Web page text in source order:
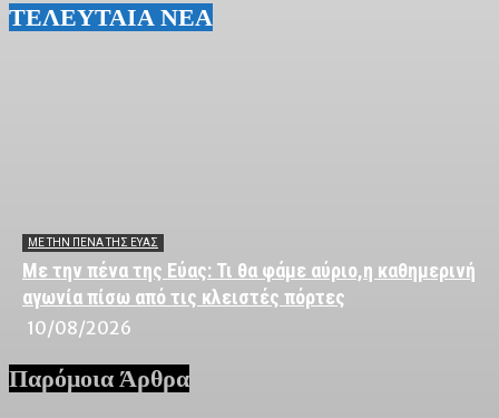
ΤΕΛΕΥΤΑΙΑ ΝΕΑ
ΜΕ ΤΗΝ ΠΈΝΑ ΤΗΣ ΕΎΑΣ
Με την πένα της Εύας: Τι θα φάμε αύριο,η καθημερινή
αγωνία πίσω από τις κλειστές πόρτες
10/08/2026
Παρόμοια Άρθρα